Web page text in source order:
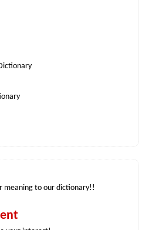
meaning to our dictionary!!